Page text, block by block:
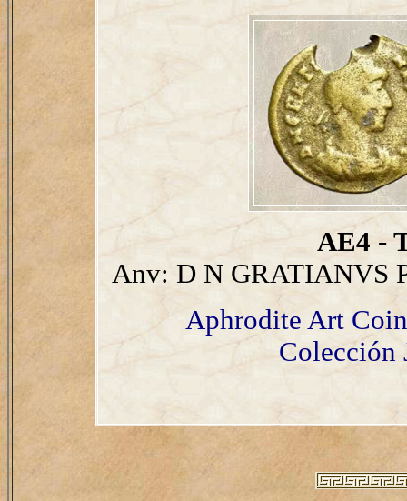
AE4 -
Anv: D N GRATIANVS
Aphrodite Art
Colección